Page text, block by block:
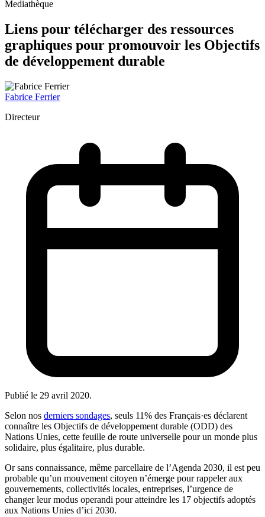
Mediathèque
Liens pour télécharger des ressources
graphiques pour promouvoir les Objectifs
de développement durable
Fabrice Ferrier
Directeur
Publié le 29 avril 2020.
Selon nos derniers sondages, seuls 11% des Français·es déclarent
connaître les Objectifs de développement durable (ODD) des
Nations Unies, cette feuille de route universelle pour un monde plus
solidaire, plus égalitaire, plus durable.
Or sans connaissance, même parcellaire de l’Agenda 2030, il est peu
probable qu’un mouvement citoyen n’émerge pour rappeler aux
gouvernements, collectivités locales, entreprises, l’urgence de
changer leur modus operandi pour atteindre les 17 objectifs adoptés
aux Nations Unies d’ici 2030.